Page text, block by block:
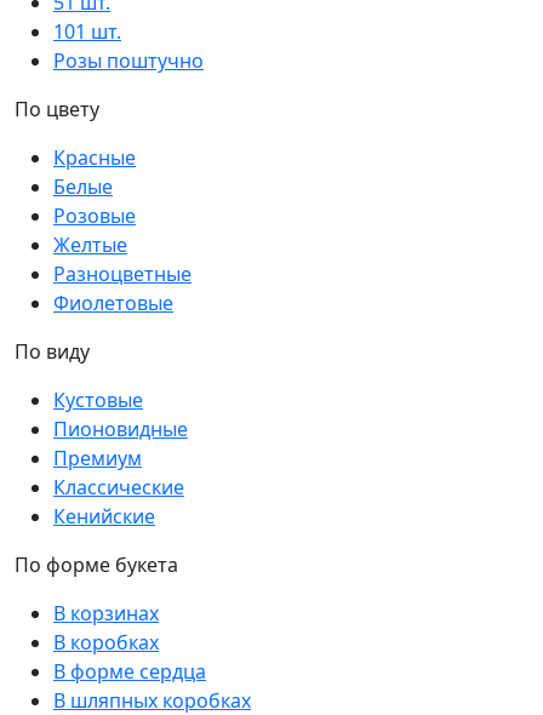
101 шт.
Розы поштучно
По цвету
Красные
Белые
Розовые
Желтые
Разноцветные
Фиолетовые
По виду
Кустовые
Пионовидные
Премиум
Классические
Кенийские
По форме букета
В корзинах
В коробках
В форме сердца
В шляпных коробках